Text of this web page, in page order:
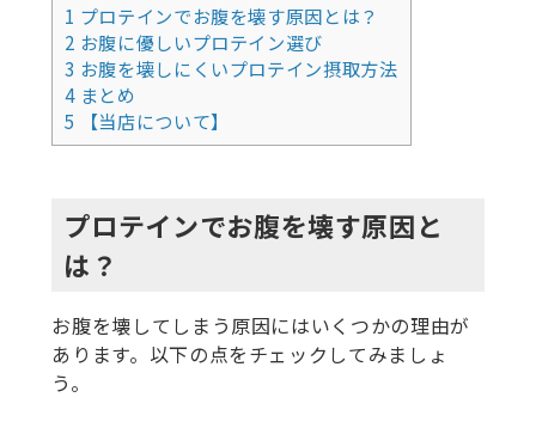
1 プロテインでお腹を壊す原因とは？
2 お腹に優しいプロテイン選び
3 お腹を壊しにくいプロテイン摂取方法
4 まとめ
5 【当店について】
プロテインでお腹を壊す原因と
は？
お腹を壊してしまう原因にはいくつかの理由が
あります。以下の点をチェックしてみましょ
う。